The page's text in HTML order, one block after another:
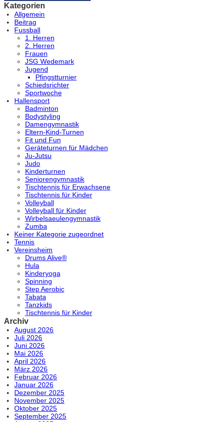
Kategorien
Allgemein
Beitrag
Fussball
1. Herren
2. Herren
Frauen
JSG Wedemark
Jugend
Pfingstturnier
Schiedsrichter
Sportwoche
Hallensport
Badminton
Bodystyling
Damengymnastik
Eltern-Kind-Turnen
Fit und Fun
Geräteturnen für Mädchen
Ju-Jutsu
Judo
Kinderturnen
Seniorengymnastik
Tischtennis für Erwachsene
Tischtennis für Kinder
Volleyball
Volleyball für Kinder
Wirbelsaeulengymnastik
Zumba
Keiner Kategorie zugeordnet
Tennis
Vereinsheim
Drums Alive®
Hula
Kinderyoga
Spinning
Step Aerobic
Tabata
Tanzkids
Tischtennis für Kinder
Archiv
August 2026
Juli 2026
Juni 2026
Mai 2026
April 2026
März 2026
Februar 2026
Januar 2026
Dezember 2025
November 2025
Oktober 2025
September 2025